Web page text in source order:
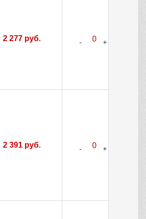
2 277 руб.
2 391 руб.